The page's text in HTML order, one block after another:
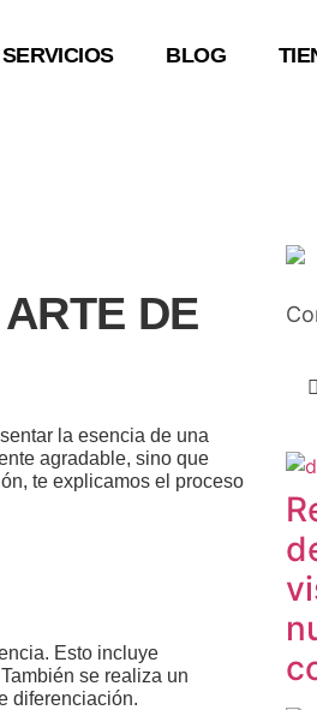
SERVICIOS BLOG
DE
la esencia de una
agradable, sino que
te explicamos el proceso
Esto incluye
se realiza un
diferenciación.